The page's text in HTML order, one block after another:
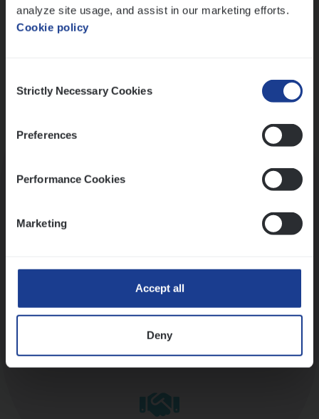
analyze site usage, and assist in our marketing efforts.
Cookie policy
Selection
Strictly Necessary Cookies
Preferences
Performance Cookies
Marketing
Accept all
Deny
Diepte-interview met leidinggevende